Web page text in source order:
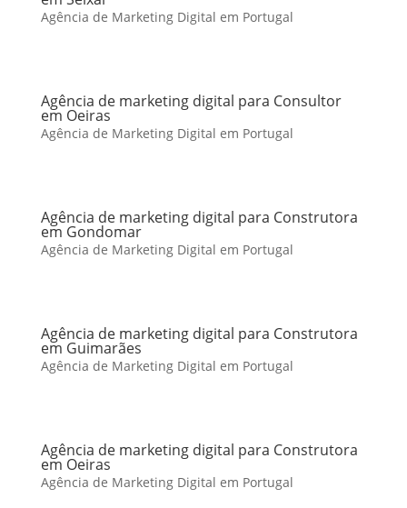
Agência de Marketing Digital em Portugal
Agência de marketing digital para Consultor
em Oeiras
Agência de Marketing Digital em Portugal
Agência de marketing digital para Construtora
em Gondomar
Agência de Marketing Digital em Portugal
Agência de marketing digital para Construtora
em Guimarães
Agência de Marketing Digital em Portugal
Agência de marketing digital para Construtora
em Oeiras
Agência de Marketing Digital em Portugal